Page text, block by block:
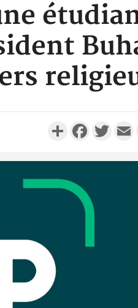
PartagerFacebook